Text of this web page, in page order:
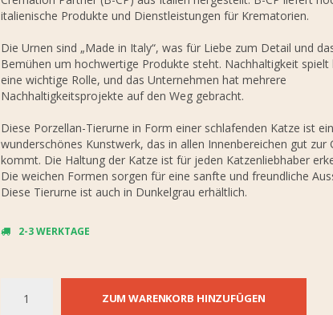
italienische Produkte und Dienstleistungen für Krematorien.
Die Urnen sind „Made in Italy“, was für Liebe zum Detail und
Bemühen um hochwertige Produkte steht. Nachhaltigkeit spielt
eine wichtige Rolle, und das Unternehmen hat mehrere
Nachhaltigkeitsprojekte auf den Weg gebracht.
Diese Porzellan-Tierurne in Form einer schlafenden Katze ist ein
wunderschönes Kunstwerk, das in allen Innenbereichen gut zur
kommt. Die Haltung der Katze ist für jeden Katzenliebhaber
Die weichen Formen sorgen für eine sanfte und freundliche
Diese Tierurne ist auch in Dunkelgrau erhältlich.
2-3 WERKTAGE
ZUM WARENKORB HINZUFÜGEN